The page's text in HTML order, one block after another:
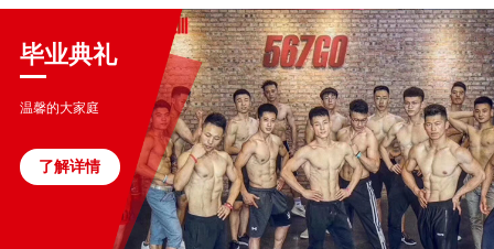
毕业典礼
温馨的大家庭
了解详情